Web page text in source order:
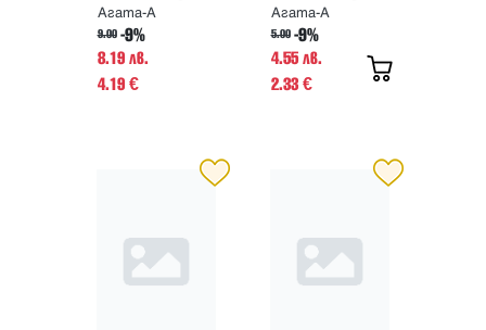
Перу
Агата-А
9.00 -9%
8.19 лв.
4.19 €
Агата-А
5.00 -9%
4.55 лв.
2.33 €